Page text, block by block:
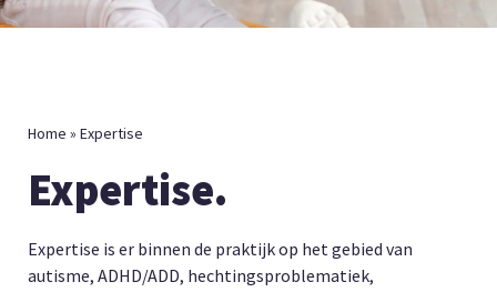
Home » Expertise
Expertise.
Expertise is er binnen de praktijk op het gebied van
autisme, ADHD/ADD, hechtingsproblematiek,